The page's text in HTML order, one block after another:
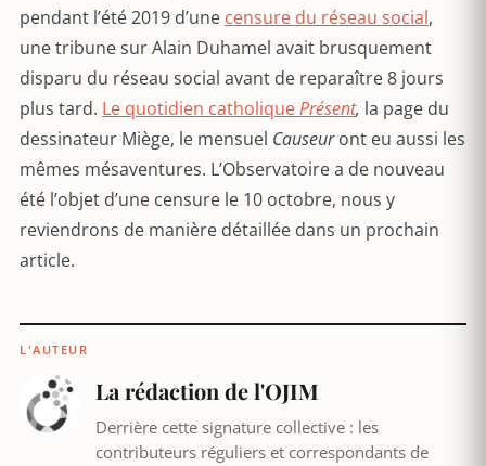
pendant l’été 2019 d’une censure du réseau social,
une tribune sur Alain Duhamel avait brusquement
disparu du réseau social avant de reparaître 8 jours
plus tard. Le quotidien catholiquePrésent, la page du
dessinateur Miège, le mensuel Causeuront eu aussi les
mêmes mésaventures. L’Observatoire a de nouveau
été l’objet d’une censure le 10 octobre, nous y
reviendrons de manière détaillée dans un prochain
article.
L'AUTEUR
La rédaction de l'OJIM
Derrière cette signature collective : les
contributeurs réguliers et correspondants de